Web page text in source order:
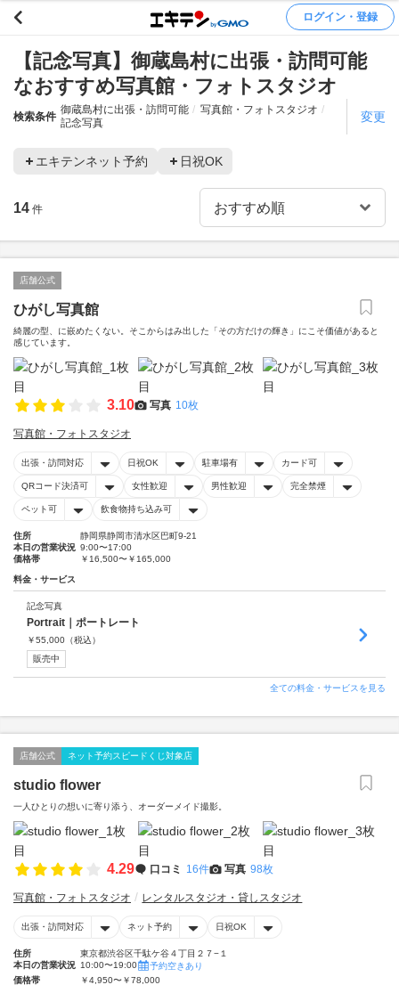
ログイン・登録
【記念写真】御蔵島村に出張・訪問可能
なおすすめ写真館・フォトスタジオ
検索条件
御蔵島村に出張・訪問可能
写真館・フォトスタジオ
記念写真
変更
エキテンネット予約 日祝OK
14 件
店舗公式
ひがし写真館
綺麗の型、に嵌めたくない。そこからはみ出した「その方だけの輝き」にこそ価値があると
感じています。
3.10 写真 10枚
写真館・フォトスタジオ
出張・訪問対応 日祝OK 駐車場有 カード可
QRコード決済可 女性歓迎 男性歓迎 完全禁煙
ペット可 飲食物持ち込み可
住所
静岡県静岡市清水区巴町9-21
本日の営業状況 9:00〜17:00
価格帯
￥16,500〜￥165,000
料金・サービス
記念写真
Portrait｜ポートレート
￥55,000 （税込）
販売中
全ての料金・サービスを見る
店舗公式 ネット予約スピードくじ対象店
studio flower
一人ひとりの想いに寄り添う、オーダーメイド撮影。
4.29 口コミ 16件 写真 98枚
写真館・フォトスタジオ レンタルスタジオ・貸しスタジオ
出張・訪問対応 ネット予約 日祝OK
住所
東京都渋谷区千駄ケ谷４丁目２７−１
本日の営業状況 10:00〜19:00
予約空きあり
価格帯
￥4,950〜￥78,000